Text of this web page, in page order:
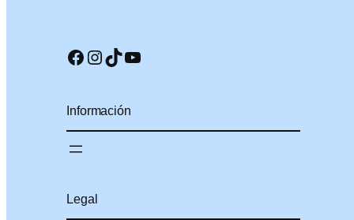
Facebook Instagram TikTok YouTube
Información
Legal